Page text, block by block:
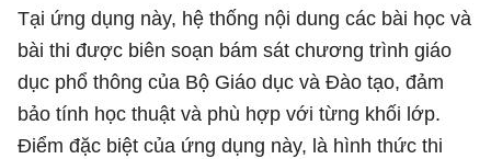
Tại ứng dụng này, hệ thống nội dung các bài học và
bài thi được biên soạn bám sát chương trình giáo
dục phổ thông của Bộ Giáo dục và Đào tạo, đảm
bảo tính học thuật và phù hợp với từng khối lớp.
Điểm đặc biệt của ứng dụng này, là hình thức thi